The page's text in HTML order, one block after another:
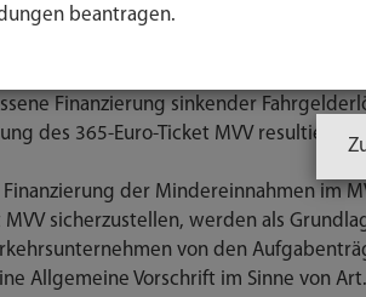
Gemeinschaftstarif anwenden, zu
Der Freistaat Bayern, die
Dachau, Ebersberg, Erding,
Finanzierung sinkender
des 365-Euro-Ticket MVV resultieren,
der Mindereinnahmen im
MVV sicherzustellen, werden als
von den
Allgemeine Vorschrift im Sinne von
beantragen.